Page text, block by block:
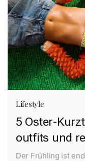
Lifestyle
5 Oster-
outfits und
Der Frühling ist